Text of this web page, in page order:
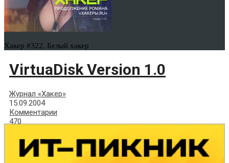
Хакер #322. Белый хакер
VirtuaDisk Version 1.0
Журнал «Хакер»
15.09.2004
Комментарии
470